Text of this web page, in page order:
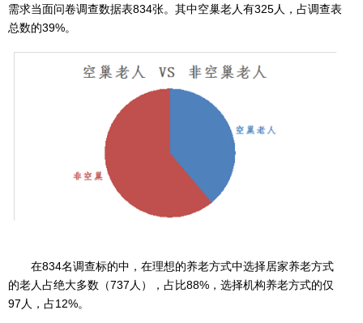
需求当面问卷调查数据表834张。其中空巢老人有325人，占调查表
总数的39%。
在834名调查标的中，在理想的养老方式中选择居家养老方式
的老人占绝大多数（737人），占比88%，选择机构养老方式的仅
97人，占12%。